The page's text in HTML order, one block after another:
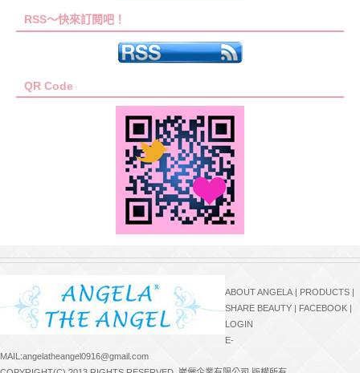
RSS～快來訂閱吧！
QR Code
ABOUT ANGELA PRODUCTS
SHARE BEAUTY
FACEBOOK
LOGIN
E-
MAIL:angelatheangel0916@gmail.com